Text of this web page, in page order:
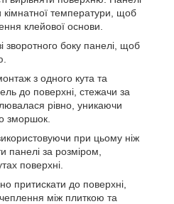
кімнатної температури, щоб
клейової основи.
зворотного боку панелі, щоб
з одного кута та
до поверхні, стежачи за
рівно, уникаючи
зморшок.
при цьому ніж
панелі за розміром,
поверхні.
притискати до поверхні,
між плиткою та